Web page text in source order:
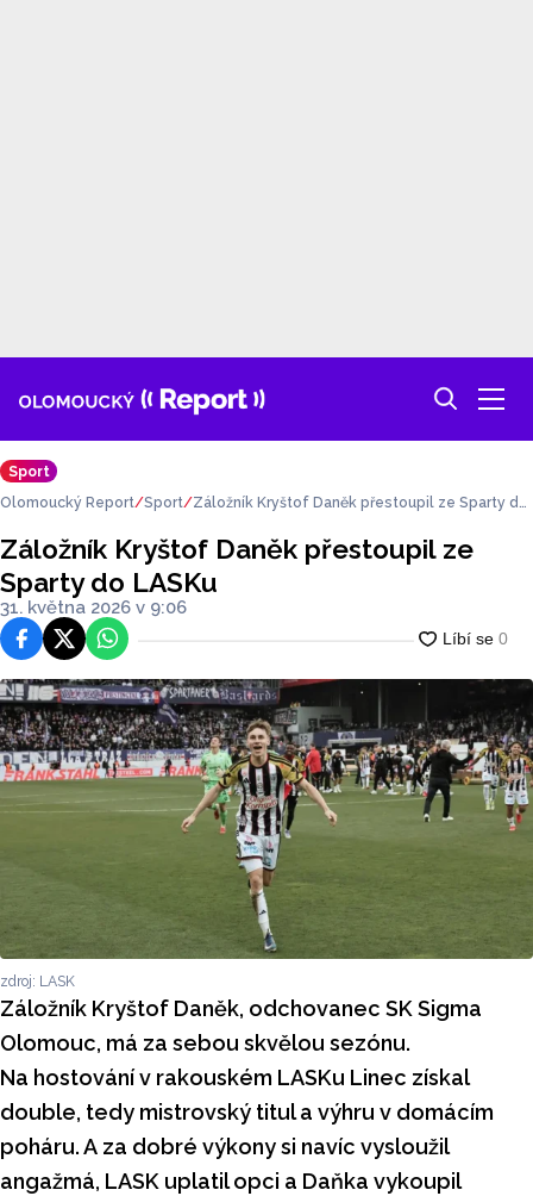
Sport
Olomoucký Report Sport
Záložník Kryštof Daněk přestoupil ze Sparty do
Záložník Kryštof Daněk přestoupil ze
Sparty do LASKu
31. května 2026 v 9:06
FacebookPlatforma X
WhatsApp
zdroj: LASK
Záložník Kryštof Daněk, odchovanec SK Sigma
Olomouc, má za sebou skvělou sezónu.
Na hostování v rakouském LASKu Linec získal
double, tedy mistrovský titul a výhru v domácím
poháru. A za dobré výkony si navíc vysloužil
angažmá, LASK uplatil opci a Daňka vykoupil